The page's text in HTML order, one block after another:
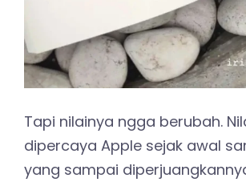
Tapi nilainya ngga berubah.
dipercaya Apple sejak awal
yang sampai